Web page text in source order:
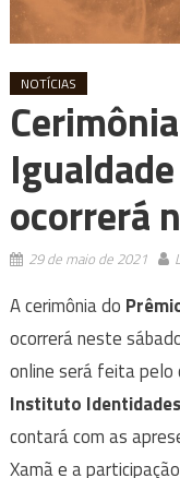
NOTÍCIAS
ocorrerá
29 de maio de 2021
A cerimônia do
ocorrerá neste
online será feita pelo
Instituto
contará com as
Xamã e a